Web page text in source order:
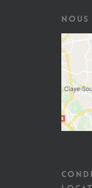
NOUS